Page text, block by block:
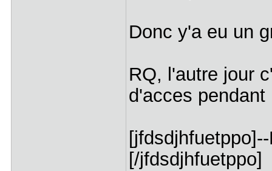
Donc y'a eu un
RQ, l'autre jour
d'acces
[/jfdsdjhfuetppo]